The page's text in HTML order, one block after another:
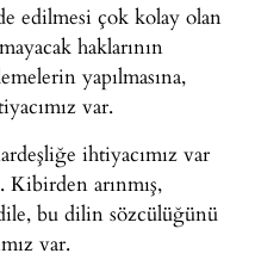
edilmesi çok kolay olan
haklarının
yapılmasına,
var.
ihtiyacımız var
Kibirden arınmış,
bu dilin sözcülüğünü
var.